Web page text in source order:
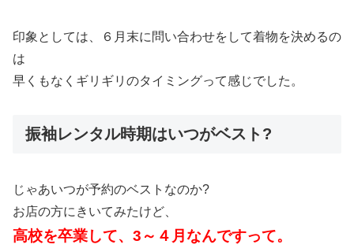
印象としては、６月末に問い合わせをして着物を決めるの
は
早くもなくギリギリのタイミングって感じでした。
振袖レンタル時期はいつがベスト?
じゃあいつが予約のベストなのか?
お店の方にきいてみたけど、
高校を卒業して、3～４月なんですって。